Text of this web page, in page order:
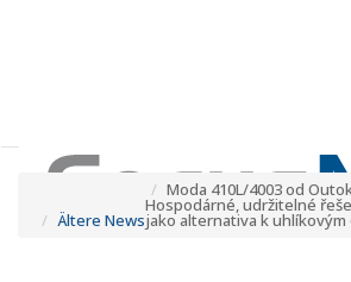
Ältere News
Moda 410L/4003 od
Hospodárné, udržitelné
jako alternativa k uhlíkovým